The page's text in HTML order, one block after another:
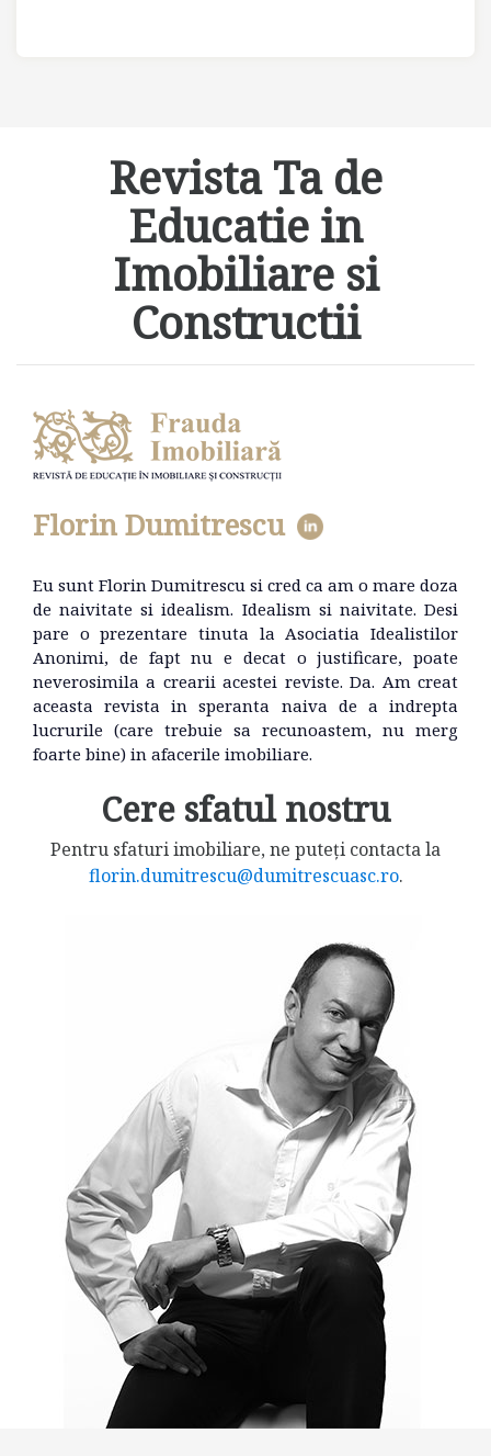
Revista Ta de
Educatie in
Imobiliare si
Constructii
Florin Dumitrescu
Eu sunt Florin Dumitrescu si cred ca am o mare doza
de naivitate si idealism. Idealism si naivitate. Desi
pare o prezentare tinuta la Asociatia Idealistilor
Anonimi, de fapt nu e decat o justificare, poate
neverosimila a crearii acestei reviste. Da. Am creat
aceasta revista in speranta naiva de a indrepta
lucrurile (care trebuie sa recunoastem, nu merg
foarte bine) in afacerile imobiliare.
Cere sfatul nostru
Pentru sfaturi imobiliare, ne puteți contacta la
florin.dumitrescu@dumitrescuasc.ro.